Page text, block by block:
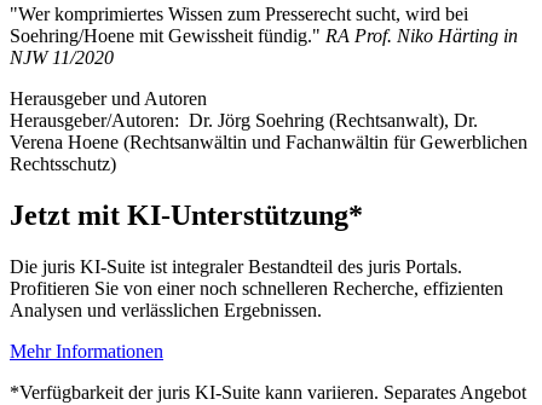
"Wer komprimiertes Wissen zum Presserecht sucht, wird bei
Soehring/Hoene mit Gewissheit fündig." RA Prof. Niko Härting in
NJW 11/2020
Herausgeber und Autoren
Herausgeber/Autoren: Dr. Jörg Soehring (Rechtsanwalt), Dr.
Verena Hoene (Rechtsanwältin und Fachanwältin für Gewerblichen
Rechtsschutz)
Jetzt mit KI-Unterstützung*
Die juris KI-Suite ist integraler Bestandteil des juris Portals.
Profitieren Sie von einer noch schnelleren Recherche, effizienten
Analysen und verlässlichen Ergebnissen.
Mehr Informationen
*Verfügbarkeit der juris KI-Suite kann variieren. Separates Angebot